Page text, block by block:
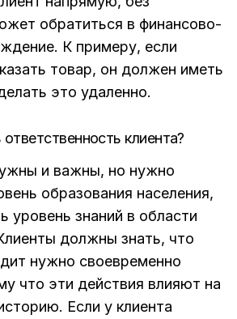
обратиться в финансово-
К примеру, если
товар, он должен иметь
это удаленно.
клиента?
и важны, но нужно
образования населения,
уровень знаний в области
должны знать, что
нужно своевременно
что эти действия влияют на
Если у клиента